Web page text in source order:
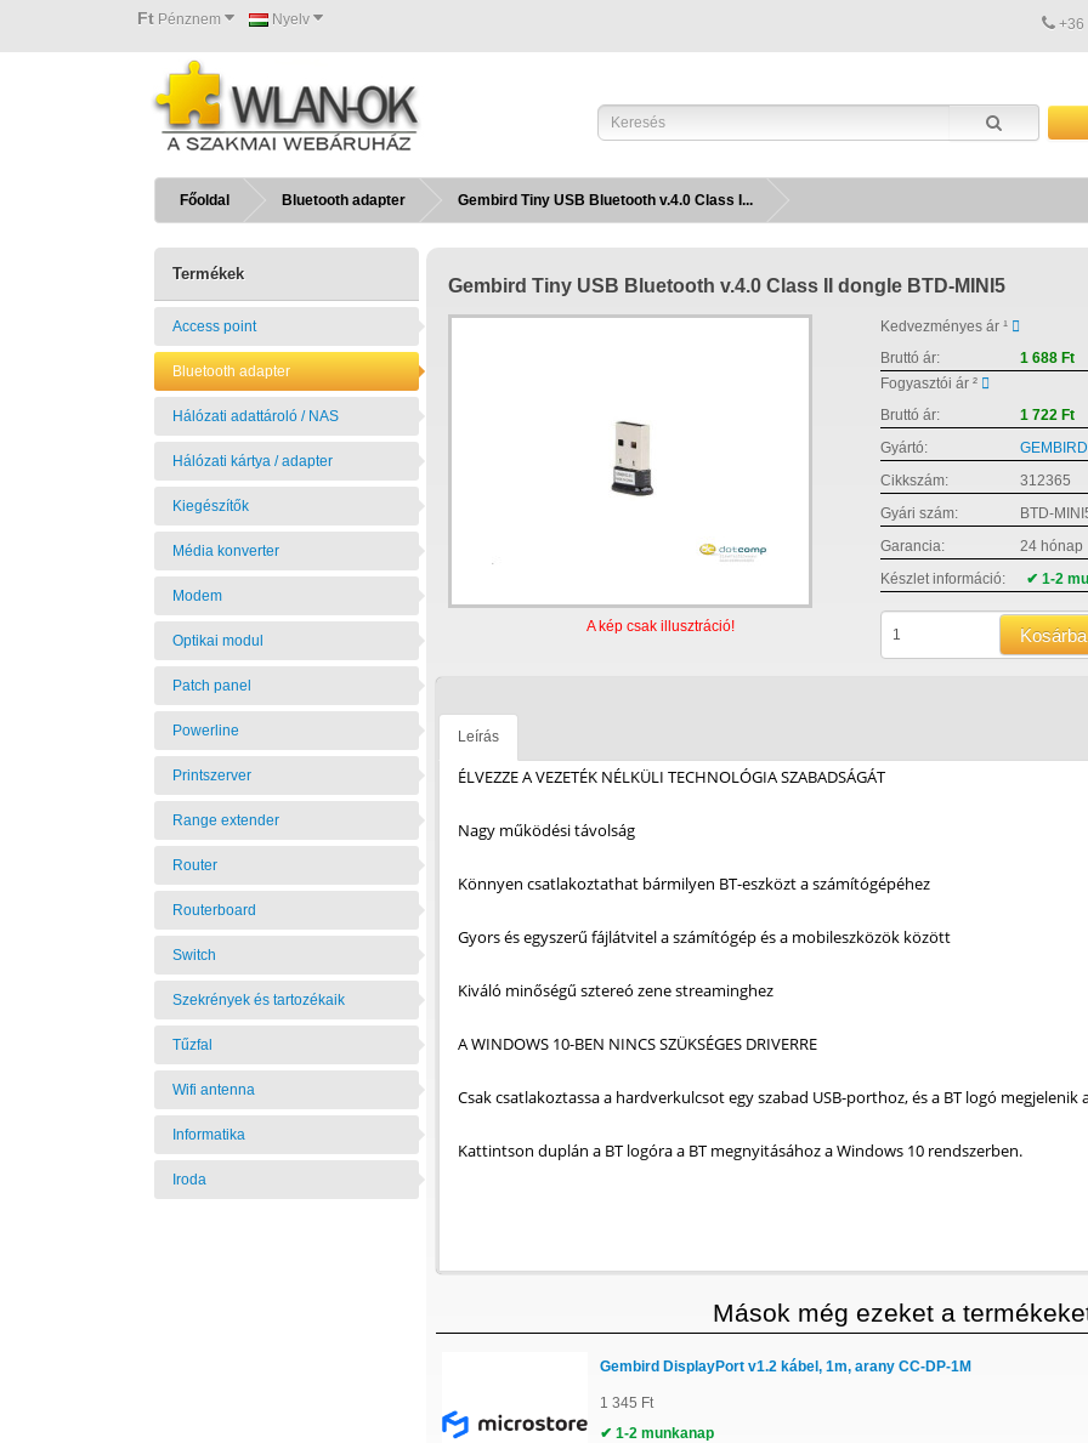
Ft Pénznem Nyelv +36
Főoldal Bluetooth adapter Gembird Tiny USB Bluetooth v.4.0 Class I...
Termékek
Access point
Bluetooth adapter
Hálózati adattároló / NAS
Hálózati kártya / adapter
Kiegészítők
Média konverter
Modem
Optikai modul
Patch panel
Powerline
Printszerver
Range extender
Router
Routerboard
Switch
Szekrények és tartozékaik
Tűzfal
Wifi antenna
Informatika
Iroda
Gembird Tiny USB Bluetooth v.4.0 Class II dongle BTD-MINI5
A kép csak illusztráció!
Kedvezményes ár ¹
Bruttó ár:
1 688 Ft
Fogyasztói ár ²
Bruttó ár:
1 722 Ft
Gyártó:
GEMBIRD
Cikkszám:
312365
Gyári szám:
BTD-
Garancia:
24 hónap
Készlet információ:
✔ 1-2
Kosárba
Leírás
ÉLVEZZE A VEZETÉK NÉLKÜLI TECHNOLÓGIA SZABADSÁGÁT
Nagy működési távolság
Könnyen csatlakoztathat bármilyen BT-eszközt a számítógépéhez
Gyors és egyszerű fájlátvitel a számítógép és a mobileszközök között
Kiváló minőségű sztereó zene streaminghez
A WINDOWS 10-BEN NINCS SZÜKSÉGES DRIVERRE
Csak csatlakoztassa a hardverkulcsot egy szabad USB-porthoz, és a BT logó
Kattintson duplán a BT logóra a BT megnyitásához a Windows 10 rendszerben.
Mások még ezeket a
Gembird DisplayPort v1.2 kábel, 1m, arany CC-DP-1M
1 345 Ft
✔ 1-2 munkanap